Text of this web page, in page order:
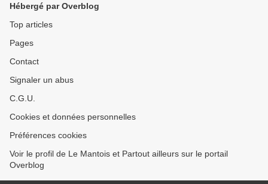
Hébergé par Overblog
Top articles
Pages
Contact
Signaler un abus
C.G.U.
Cookies et données personnelles
Préférences cookies
Voir le profil de Le Mantois et Partout ailleurs sur le portail
Overblog